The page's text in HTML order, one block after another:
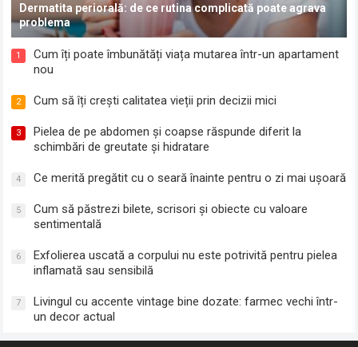
Dermatita periorală: de ce rutina complicată poate agrava
problema
1
Cum îți poate îmbunătăți viața mutarea într-un apartament
nou
2 Cum să îți crești calitatea vieții prin decizii mici
3
Pielea de pe abdomen și coapse răspunde diferit la
schimbări de greutate și hidratare
4 Ce merită pregătit cu o seară înainte pentru o zi mai ușoară
5
Cum să păstrezi bilete, scrisori și obiecte cu valoare
sentimentală
6
Exfolierea uscată a corpului nu este potrivită pentru pielea
inflamată sau sensibilă
7
Livingul cu accente vintage bine dozate: farmec vechi într-
un decor actual